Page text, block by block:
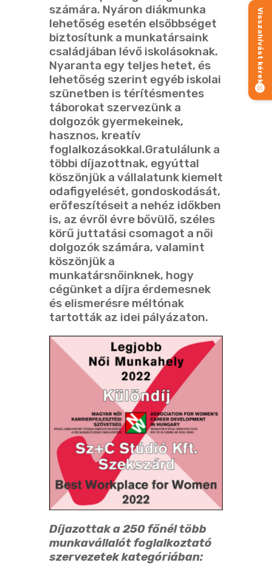
számára. Nyáron diákmunka
lehetőség esetén elsőbbséget
biztosítunk a munkatársaink
családjában lévő iskolásoknak.
Nyaranta egy teljes hetet, és
lehetőség szerint egyéb iskolai
szünetben is térítésmentes
táborokat szervezünk a
dolgozók gyermekeinek,
hasznos, kreatív
foglalkozásokkal.Gratulálunk a
többi díjazottnak, egyúttal
köszönjük a vállalatunk kiemelt
odafigyelését, gondoskodását,
erőfeszítéseit a nehéz időkben
is, az évről évre bővülő, széles
körű juttatási csomagot a női
dolgozók számára, valamint
köszönjük a
munkatársnőinknek, hogy
cégünket a díjra érdemesnek
és elismerésre méltónak
tartották az idei pályázaton.
Díjazottak a 250 főnél több
munkavállalót foglalkoztató
szervezetekkategóriában:
Visszahívást kérek